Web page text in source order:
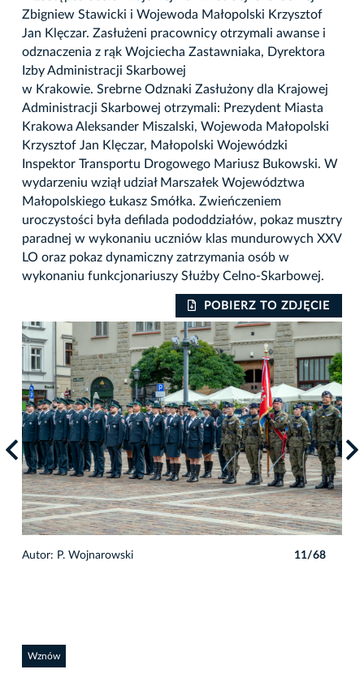
Zbigniew Stawicki i Wojewoda Małopolski Krzysztof
Jan Klęczar. Zasłużeni pracownicy otrzymali awanse i
odznaczenia z rąk Wojciecha Zastawniaka, Dyrektora
Izby Administracji Skarbowej
w Krakowie. Srebrne Odznaki Zasłużony dla Krajowej
Administracji Skarbowej otrzymali: Prezydent Miasta
Krakowa Aleksander Miszalski, Wojewoda Małopolski
Krzysztof Jan Klęczar, Małopolski Wojewódzki
Inspektor Transportu Drogowego Mariusz Bukowski. W
wydarzeniu wziął udział Marszałek Województwa
Małopolskiego Łukasz Smółka. Zwieńczeniem
uroczystości była defilada pododdziałów, pokaz musztry
paradnej w wykonaniu uczniów klas mundurowych XXV
LO oraz pokaz dynamiczny zatrzymania osób w
wykonaniu funkcjonariuszy Służby Celno-Skarbowej.
POBIERZ TO ZDJĘCIE
Autor: P. Wojnarowski 11/68
Wznów